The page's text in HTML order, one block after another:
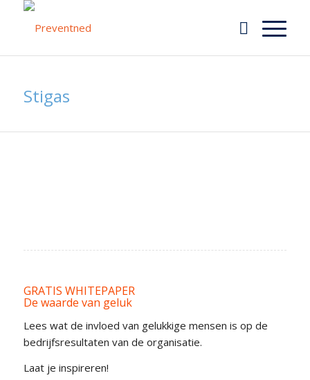
Stigas
GRATIS WHITEPAPER
De waarde van geluk
Lees wat de invloed van gelukkige mensen is op de
bedrijfsresultaten van de organisatie.
Laat je inspireren!